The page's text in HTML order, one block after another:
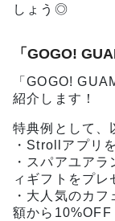
しょう◎
「GOGO!
「GOGO!
紹介します！
特典例として、
・Strollアプリ
・スパアユア
ィギフトをプ
・大人気のカ
額から10%OFF